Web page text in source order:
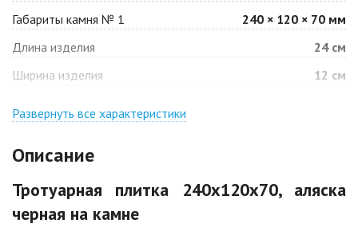
Барселона
Цена по запросу
Белая
Цена по запросу
Цена по запросу
Цена по запросу Цена по запросу
Габариты камня № 1
240 × 120 × 70 мм
Длина изделия
24 см
Ширина изделия
12 см
Развернуть все характеристики
Описание
Тротуарная плитка 240х120х70, аляска
черная на камне